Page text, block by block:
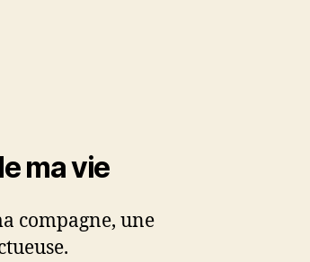
ma vie
compagne, une